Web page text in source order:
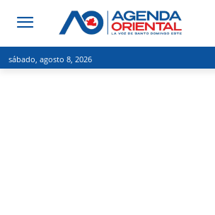
sábado, agosto 8, 2026